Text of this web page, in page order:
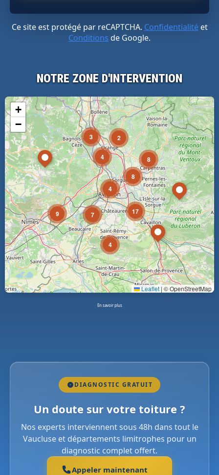
Ce site est protégé par reCAPTCHA. Confidentialitéet
Conditions de Google.
NOTRE ZONE D'INTERVENTION
3
4
9 7
2
4
4
17
8
8
+
−
Leaflet | © OpenStreetMap
En savoir plus
DIAGNOSTIC GRATUIT
Un doute sur votre toiture ?
Nos experts interviennent sous 48h dans tout le
Vaucluse et départements limitrophes pour un
diagnostic complet offert.
Appeler maintenant